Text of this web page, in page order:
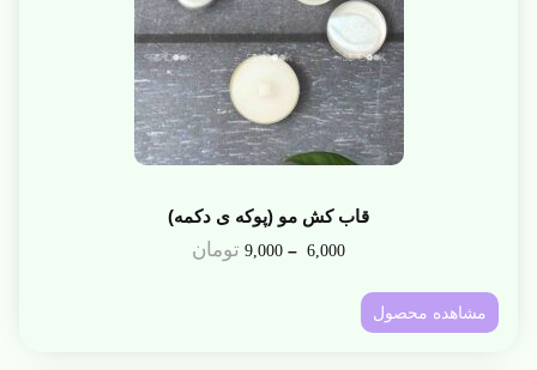
قاب کش مو (پوکه ی دکمه)
6,000
–
9,000 تومان
مشاهده محصول